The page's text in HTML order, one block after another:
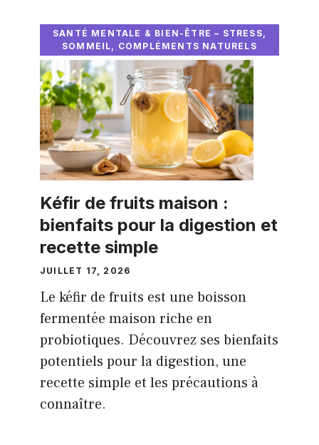
SANTÉ MENTALE & BIEN-ÊTRE – STRESS,
SOMMEIL, COMPLÉMENTS NATURELS
Kéfir de fruits maison :
bienfaits pour la digestion et
recette simple
JUILLET 17, 2026
Le kéfir de fruits est une boisson
fermentée maison riche en
probiotiques. Découvrez ses bienfaits
potentiels pour la digestion, une
recette simple et les précautions à
connaître.